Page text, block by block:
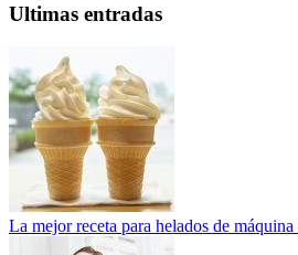
Ultimas entradas
La mejor receta para helados de